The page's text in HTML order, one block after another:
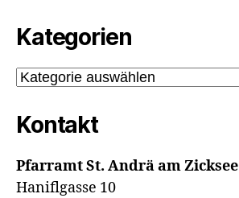
Kategorien
Kategorien
Kontakt
Pfarramt St. Andrä am Zicksee
Haniflgasse 10